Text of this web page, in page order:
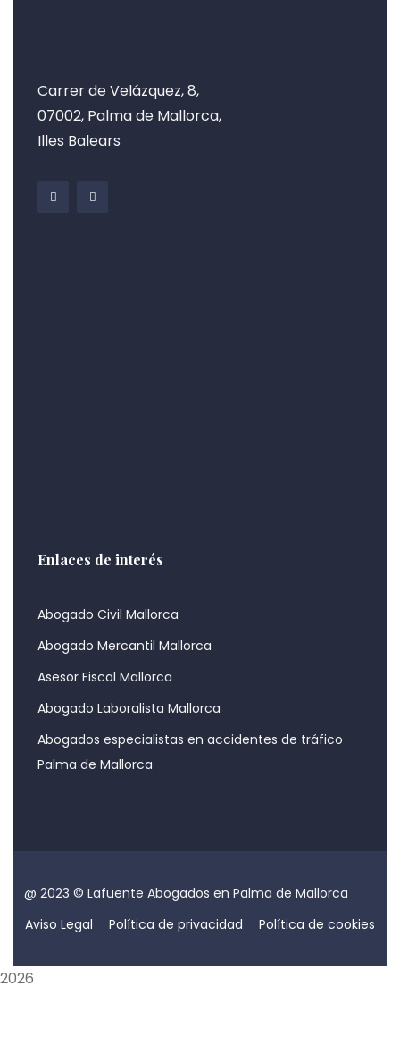
Carrer de Velázquez, 8,
07002, Palma de Mallorca,
Illes Balears
Enlaces de interés
Abogado Civil Mallorca
Abogado Mercantil Mallorca
Asesor Fiscal Mallorca
Abogado Laboralista Mallorca
Abogados especialistas en accidentes de tráfico
Palma de Mallorca
@ 2023 © Lafuente Abogados en Palma de Mallorca
Aviso Legal
Política de privacidad Política de cookies
2026